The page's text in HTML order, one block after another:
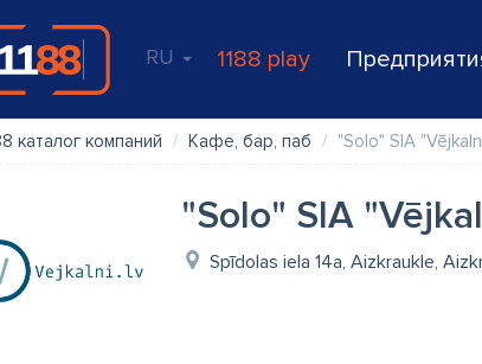
RU 1188 play
каталог компаний Кафе, бар, паб "Solo" SIA
"Solo" SIA
Spīdolas iela 14a, Aizkraukle,